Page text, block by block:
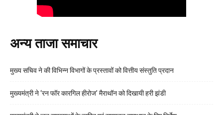
अन्य ताजा समाचार
मुख्य सचिव ने की विभिन्न विभागों के प्रस्तावों को वित्तीय संस्तुति प्रदान
मुख्यमंत्री ने ‘रन फॉर कारगिल हीरोज’ मैराथॉन को दिखायी हरी झंडी